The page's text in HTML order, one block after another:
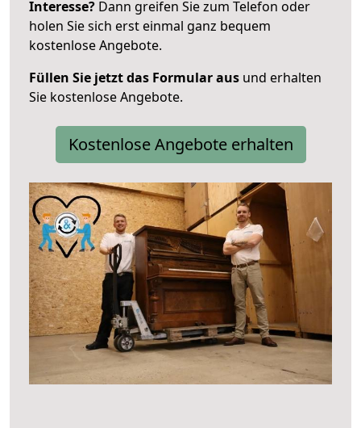
Interesse? Dann greifen Sie zum Telefon oder
holen Sie sich erst einmal ganz bequem
kostenlose Angebote.
Füllen Sie jetzt das Formular aus und erhalten
Sie kostenlose Angebote.
Kostenlose Angebote erhalten